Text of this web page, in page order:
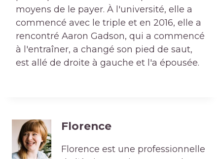
moyens de le payer. À l'université, elle a
commencé avec le triple et en 2016, elle a
rencontré Aaron Gadson, qui a commencé
à l'entraîner, a changé son pied de saut,
est allé de droite à gauche et l'a épousée.
Florence
Florence est une professionnelle